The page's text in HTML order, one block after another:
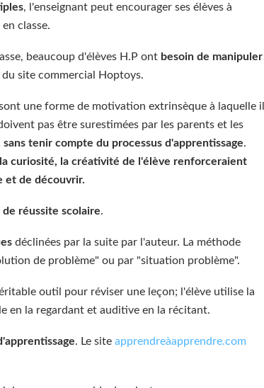
, l'enseignant peut encourager ses élèves à
classe.
beaucoup d'élèves H.P ont besoin de manipuler
site commercial Hoptoys.
une forme de motivation extrinsèque à laquelle il
pas être surestimées par les parents et les
tenir compte du processus d'apprentissage.
curiosité, la créativité de l'élève renforceraient
et de découvrir.
réussite scolaire.
déclinées par la suite par l'auteur. La méthode
de problème" ou par "situation problème".
outil pour réviser une leçon; l'élève utilise la
en la regardant et auditive en la récitant.
. Le site apprendreàapprendre.com